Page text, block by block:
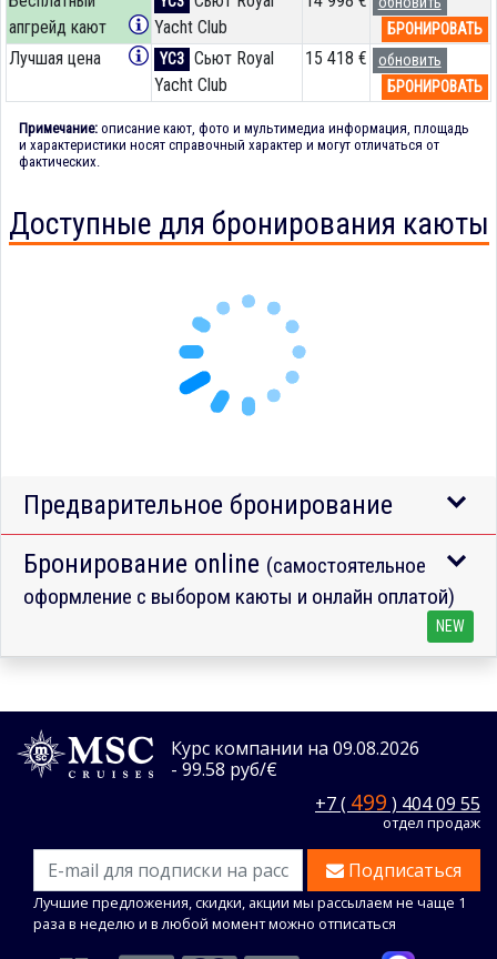
апгрейд кают
Yacht Club
БРОНИРОВАТЬ
Лучшая цена YC3 Сьют Royal
Yacht Club
15 418 €
обновить
БРОНИРОВАТЬ
Примечание: описание кают, фото и мультимедиа информация, площадь
и характеристики носят справочный характер и могут отличаться от
фактических.
Доступные для бронирования каюты
Предварительное бронирование
Бронирование online (самостоятельное
оформление с выбором каюты и онлайн оплатой)
NEW
Курс компании на 09.08.2026
- 99.58 руб/€
+7 ( 499 ) 404 09 55
отдел продаж
Подписаться
Лучшие предложения, скидки, акции мы рассылаем не чаще 1
раза в неделю и в любой момент можно отписаться